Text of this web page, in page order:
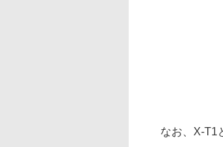
なお、X-T1